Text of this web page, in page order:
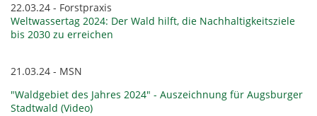
22.03.24 - Forstpraxis
Weltwassertag 2024: Der Wald hilft, die Nachhaltigkeitsziele
bis 2030 zu erreichen
21.03.24 - MSN
"Waldgebiet des Jahres 2024" - Auszeichnung für Augsburger
Stadtwald (Video)